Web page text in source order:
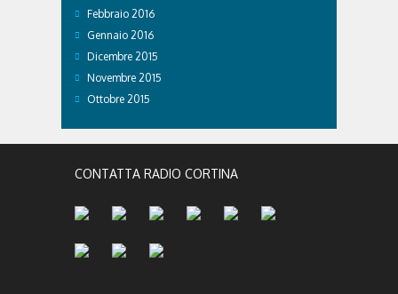
Febbraio 2016
Gennaio 2016
Dicembre 2015
Novembre 2015
Ottobre 2015
CONTATTA RADIO CORTINA